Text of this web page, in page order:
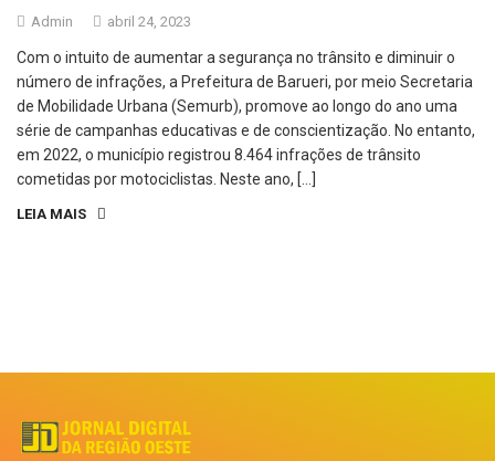
Admin abril 24, 2023
Com o intuito de aumentar a segurança no trânsito e diminuir o
número de infrações, a Prefeitura de Barueri, por meio Secretaria
de Mobilidade Urbana (Semurb), promove ao longo do ano uma
série de campanhas educativas e de conscientização. No entanto,
em 2022, o município registrou 8.464 infrações de trânsito
cometidas por motociclistas. Neste ano, […]
LEIA MAIS